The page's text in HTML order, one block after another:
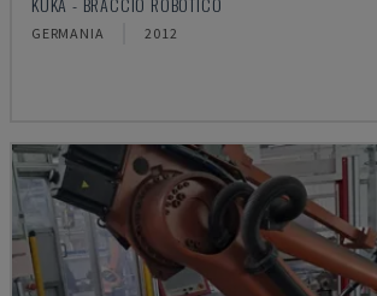
GERMANIA 2012